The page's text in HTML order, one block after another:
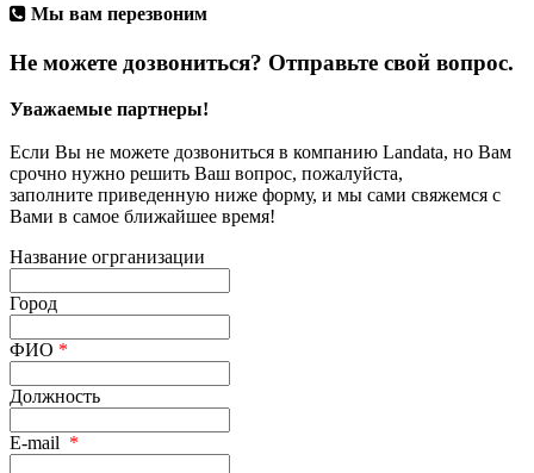
Мы вам перезвоним
Не можете дозвониться? Отправьте свой вопрос.
Уважаемые партнеры!
Если Вы не можете дозвониться в компанию Landata, но Вам
срочно нужно решить Ваш вопрос, пожалуйста,
заполните приведенную ниже форму, и мы сами свяжемся с
Вами в самое ближайшее время!
Название огрганизации
Город
ФИО *
Должность
E-mail *